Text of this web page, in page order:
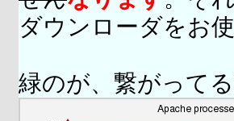
ダウンローダをお
緑のが、繋がってる